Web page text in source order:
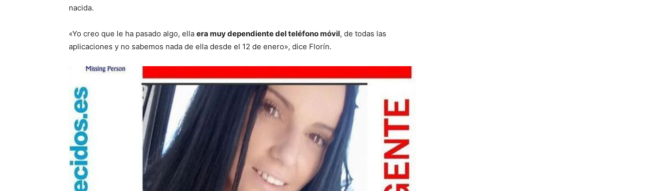
nacida.
«Yo creo que le ha pasado algo, ella era muy dependiente del teléfono móvil, de todas las
aplicaciones y no sabemos nada de ella desde el 12 de enero», dice Florín.